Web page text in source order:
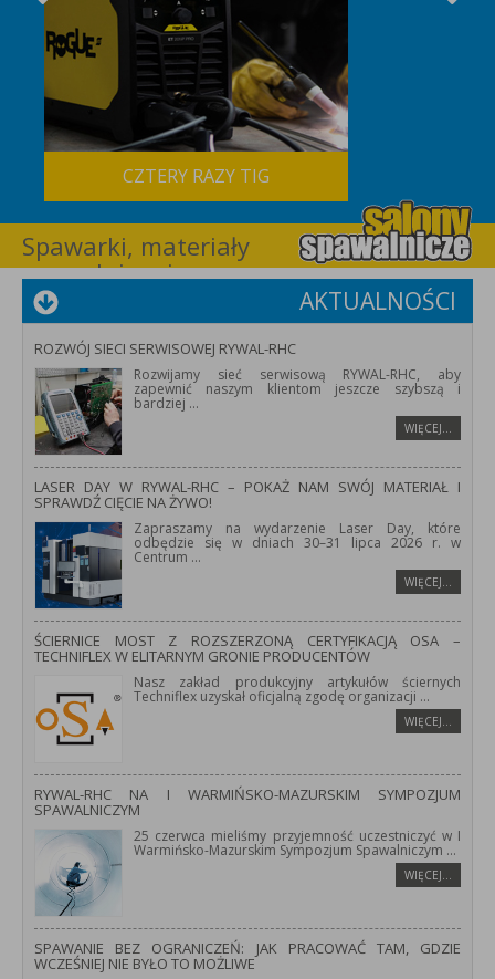
CZTERY RAZY TIG
Spawarki, materiały
spawalnicze i
wyposażenie dla
spawalnictwa –
RYWAL-RHC
AKTUALNOŚCI
ROZWÓJ SIECI SERWISOWEJ RYWAL-RHC
Rozwijamy sieć serwisową RYWAL-RHC, aby
zapewnić naszym klientom jeszcze szybszą i
bardziej ...
WIĘCEJ…
LASER DAY W RYWAL-RHC – POKAŻ NAM SWÓJ MATERIAŁ I
SPRAWDŹ CIĘCIE NA ŻYWO!
Zapraszamy na wydarzenie Laser Day, które
odbędzie się w dniach 30–31 lipca 2026 r. w
Centrum ...
WIĘCEJ…
ŚCIERNICE MOST Z ROZSZERZONĄ CERTYFIKACJĄ OSA –
TECHNIFLEX W ELITARNYM GRONIE PRODUCENTÓW
Nasz zakład produkcyjny artykułów ściernych
Techniflex uzyskał oficjalną zgodę organizacji ...
WIĘCEJ…
RYWAL-RHC NA I WARMIŃSKO-MAZURSKIM SYMPOZJUM
SPAWALNICZYM
25 czerwca mieliśmy przyjemność uczestniczyć w I
Warmińsko-Mazurskim Sympozjum Spawalniczym ...
WIĘCEJ…
SPAWANIE BEZ OGRANICZEŃ: JAK PRACOWAĆ TAM, GDZIE
WCZEŚNIEJ NIE BYŁO TO MOŻLIWE